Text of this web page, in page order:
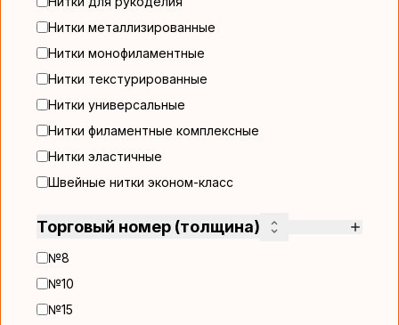
Нитки металлизированные
Нитки монофиламентные
Нитки текстурированные
Нитки универсальные
Нитки филаментные комплексные
Нитки эластичные
Швейные нитки эконом-класс
Торговый номер (толщина)
№8
№10
№15